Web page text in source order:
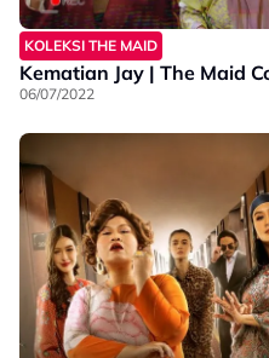
KOLEKSI THE MAID
Kematian Jay | The Maid
06/07/2022